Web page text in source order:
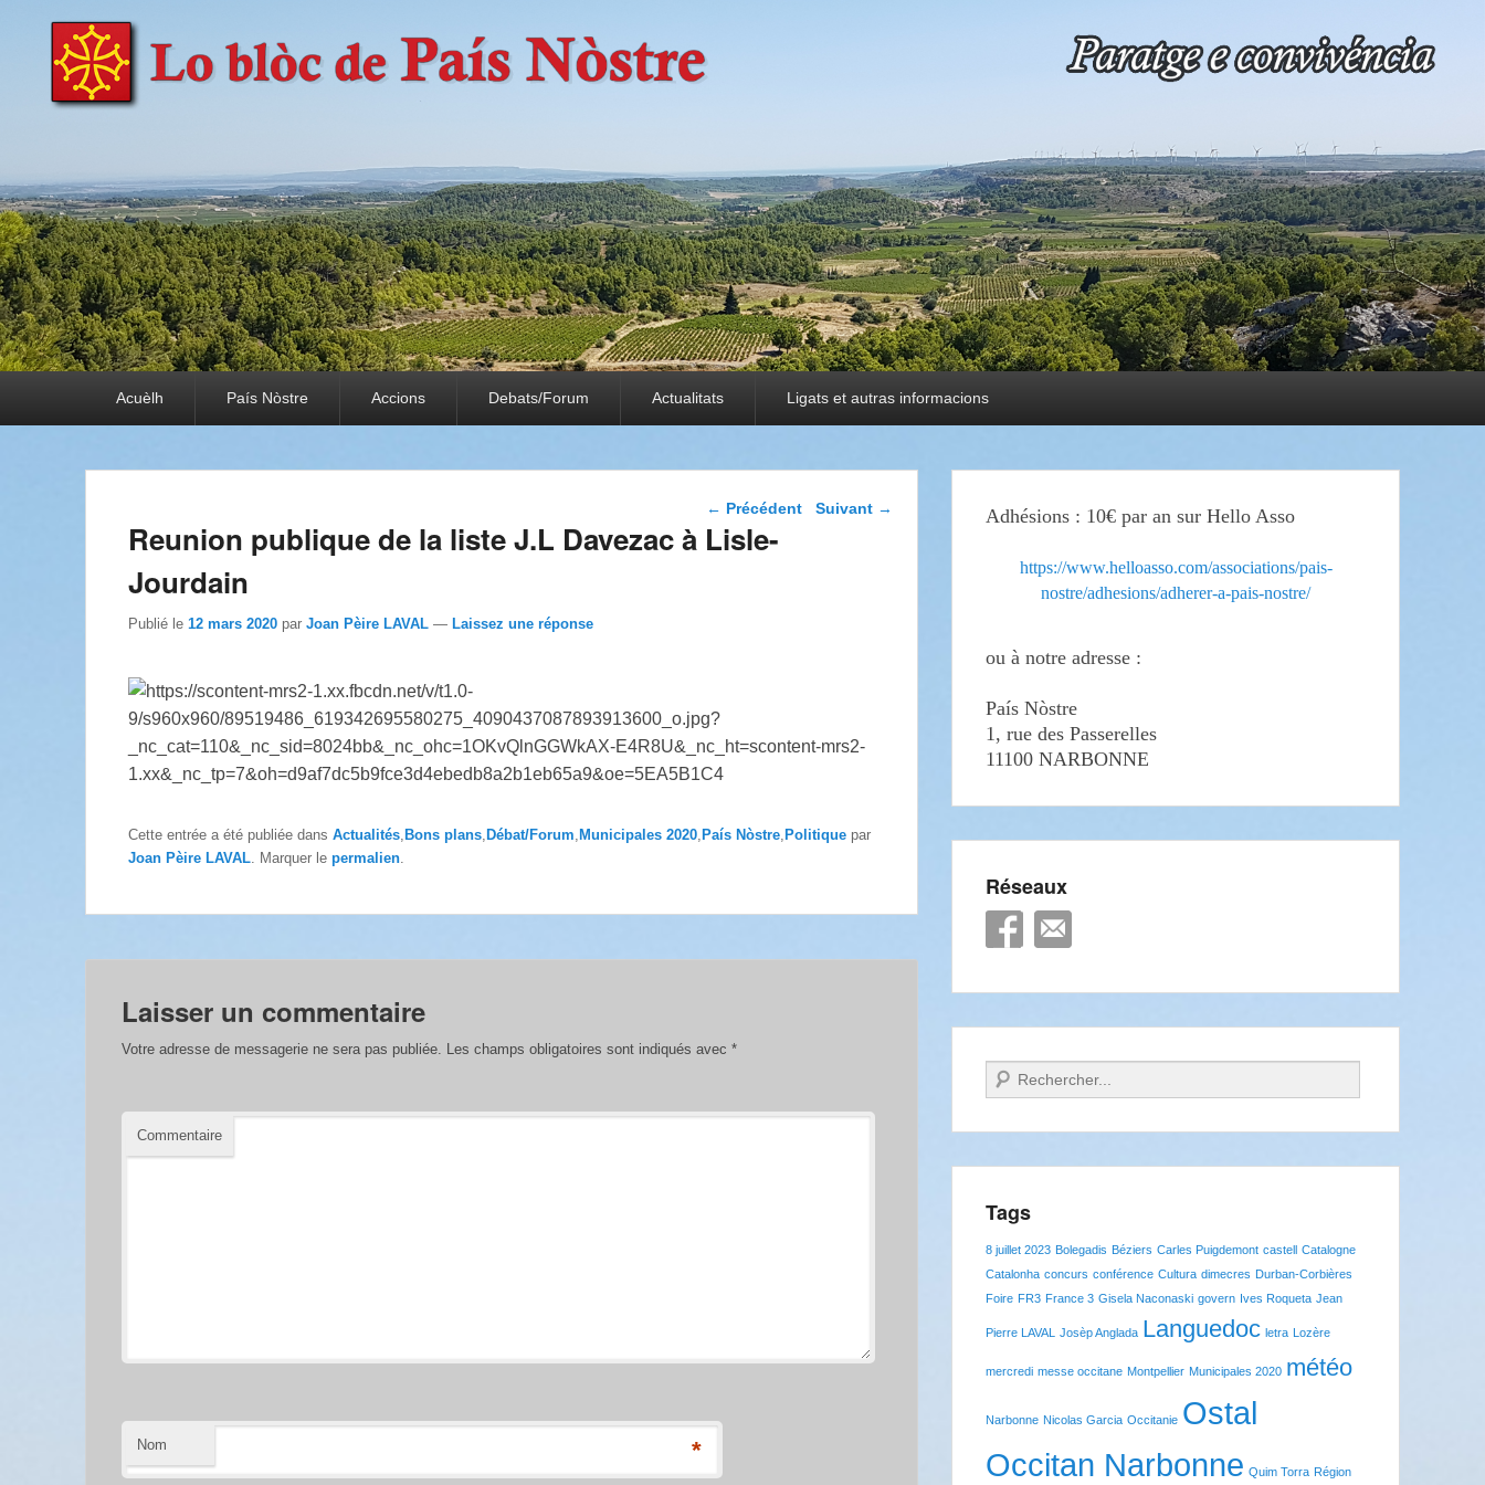
País Nòstre
Paratge e Convivència
Acuèlh País Nòstre Accions Debats/Forum Actualitats Ligats et autras informacions
Navigation dans les
← Précédent Suivant →
Reunion publique de la liste J.L Davezac à Lisle-
Jourdain
Publié le 12 mars 2020 par Joan Pèire LAVAL — Laissez une réponse
Cette entrée a été publiée dans Actualités Bons plans Débat/Forum Municipales 2020 País Nòstre Politique par
Joan Pèire LAVAL . Marquer le permalien
Laisser un commentaire
Votre adresse de messagerie ne sera pas publiée. Les champs obligatoires sont indiqués avec *
Commentaire
Nom *
Adhésions : 10€ par an sur Hello Asso
https://www.helloasso.com/associations/pais-
nostre/adhesions/adherer-a-pais-nostre/
ou à notre adresse :
País Nòstre
1, rue des Passerelles
11100 NARBONNE
Réseaux
Recherche
Tags
8 juillet 2023 Bolegadis Béziers Carles Puigdemont castell Catalogne
Catalonha concurs conférence Cultura dimecres Durban-Corbières
Foire FR3 France 3 Gisela Naconaski govern Ives Roqueta Jean
Pierre LAVAL Josèp Anglada Languedoc letra Lozère
mercredi messe occitane Montpellier Municipales 2020 météo
Narbonne Nicolas Garcia Occitanie Ostal
Occitan Narbonne Quim Torra Région